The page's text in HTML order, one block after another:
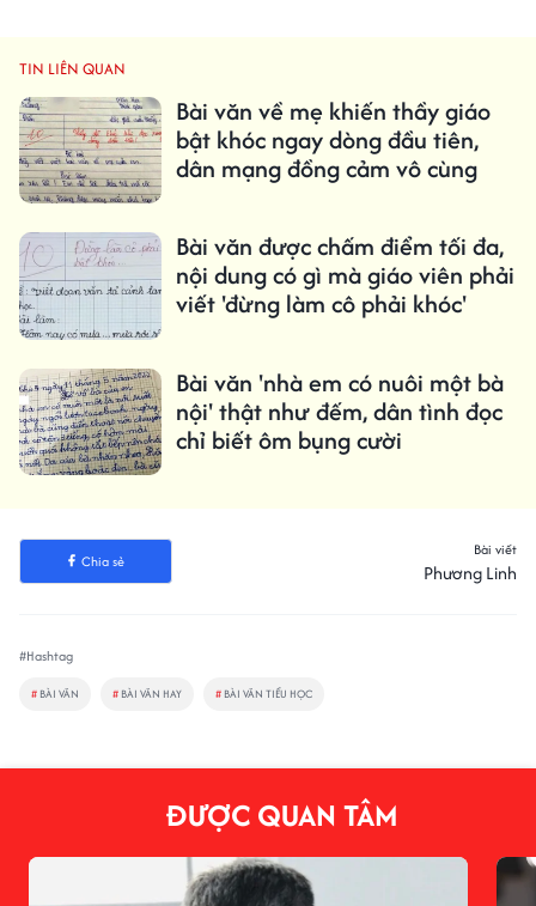
TIN LIÊN QUAN
Bài văn về mẹ khiến thầy giáo
bật khóc ngay dòng đầu tiên,
dân mạng đồng cảm vô cùng
Bài văn được chấm điểm tối đa,
nội dung có gì mà giáo viên phải
viết 'đừng làm cô phải khóc'
Bài văn 'nhà em có nuôi một bà
nội' thật như đếm, dân tình đọc
chỉ biết ôm bụng cười
Chia sẻ
Bài viết
Phương Linh
#Hashtag
# BÀI VĂN # BÀI VĂN HAY # BÀI VĂN TIỂU HỌC
ĐƯỢC QUAN TÂM